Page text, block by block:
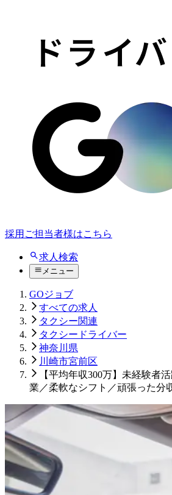
採用ご担当者様はこちら
求人検索
メニュー
GOジョブ
すべての求人
タクシー関連
タクシードライバー
神奈川県
川崎市宮前区
【平均年収300万】未経験者
業／柔軟なシフト／頑張った分